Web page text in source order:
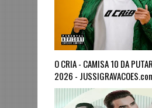
O CRIA - CAMISA 10 DA
2026 -